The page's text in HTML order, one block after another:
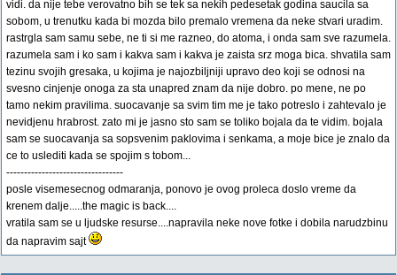
vidi. da nije tebe verovatno bih se tek sa nekih pedesetak godina saucila sa
sobom, u trenutku kada bi mozda bilo premalo vremena da neke stvari uradim.
rastrgla sam samu sebe, ne ti si me razneo, do atoma, i onda sam sve razumela.
razumela sam i ko sam i kakva sam i kakva je zaista srz moga bica. shvatila sam
tezinu svojih gresaka, u kojima je najozbiljniji upravo deo koji se odnosi na
svesno cinjenje onoga za sta unapred znam da nije dobro. po mene, ne po
tamo nekim pravilima. suocavanje sa svim tim me je tako potreslo i zahtevalo je
nevidjenu hrabrost. zato mi je jasno sto sam se toliko bojala da te vidim. bojala
sam se suocavanja sa sopsvenim paklovima i senkama, a moje bice je znalo da
ce to uslediti kada se spojim s tobom...
---------------------------------
posle visemesecnog odmaranja, ponovo je ovog proleca doslo vreme da
krenem dalje.....the magic is back....
vratila sam se u ljudske resurse....napravila neke nove fotke i dobila narudzbinu
da napravim sajt